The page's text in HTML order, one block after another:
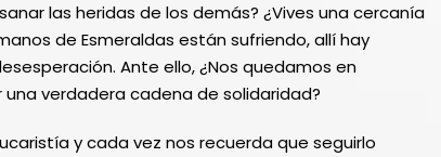
las heridas de los demás? ¿Vives una cercanía
de Esmeraldas están sufriendo, allí hay
Ante ello, ¿Nos quedamos en
verdadera cadena de solidaridad?
y cada vez nos recuerda que seguirlo